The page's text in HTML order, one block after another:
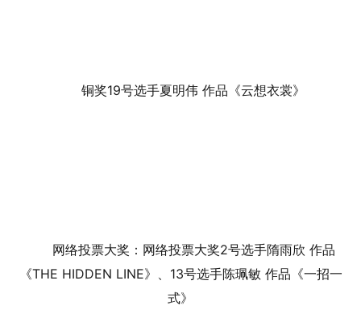
铜奖19号选手夏明伟 作品《云想衣裳》
网络投票大奖：网络投票大奖2号选手隋雨欣 作品
《THE HIDDEN LINE》、13号选手陈珮敏 作品《一招一
式》